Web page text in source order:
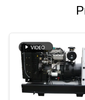
PRIVACY
POLICY